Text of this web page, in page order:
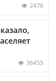
2476
36455